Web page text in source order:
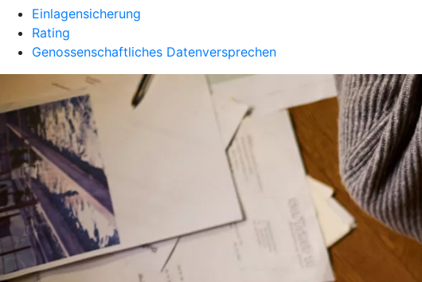
Einlagensicherung
Rating
Genossenschaftliches Datenversprechen